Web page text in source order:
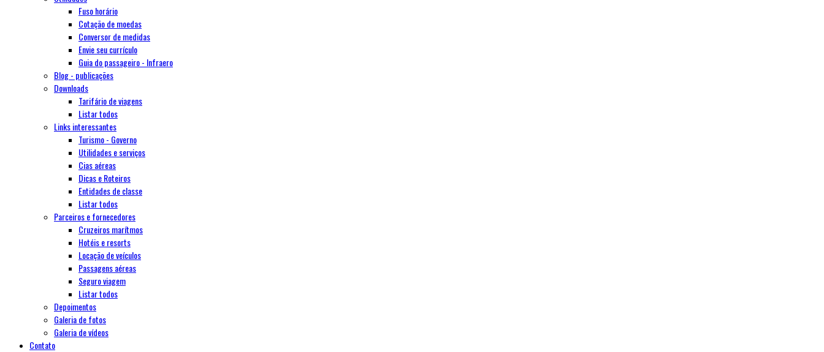
Fuso horário
Cotação de moedas
Conversor de medidas
Envie seu currículo
Guia do passageiro - Infraero
Blog - publicações
Downloads
Tarifário de viagens
Listar todos
Links interessantes
Turismo - Governo
Utilidades e serviços
Cias aéreas
Dicas e Roteiros
Entidades de classe
Listar todos
Parceiros e fornecedores
Cruzeiros marítmos
Hotéis e resorts
Locação de veículos
Passagens aéreas
Seguro viagem
Listar todos
Depoimentos
Galeria de fotos
Galeria de vídeos
Contato